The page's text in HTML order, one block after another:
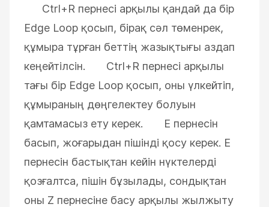
Ctrl+R пернесі арқылы қандай да бір
Edge Loop қосып, бірақ сәл төменрек,
құмыра тұрған беттің жазықтығы аздап
кеңейтілсін. Ctrl+R пернесі арқылы
тағы бір Edge Loop қосып, оны үлкейтіп,
құмыраның дөңгелектеу болуын
қамтамасыз ету керек. E пернесін
басып, жоғарыдан пішінді қосу керек. Е
пернесін бастықтан кейін нүктелерді
қозғалтса, пішін бұзылады, сондықтан
оны Z пернесіне басу арқылы жылжыту